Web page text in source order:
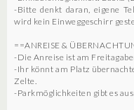
-Bitte denkt daran, eigene
wird kein Einweggeschirr
==ANREISE &
-Die Anreise ist am
-Ihr könnt am Platz
Zelte.
-Parkmöglichkeiten gibt es